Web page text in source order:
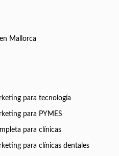
Mallorca
para tecnología
para PYMES
para clínicas
para clínicas dentales